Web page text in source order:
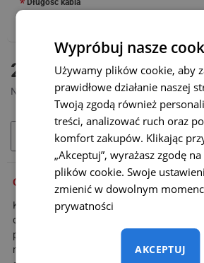
25 zł
Netto: 20,33 zł
MODEL: CAB-02
Długość kabla
DODAJ DO
OPIS
Kabel RCA z końcówkami cinch MĘSKI /
dodatkowy przewód zasilający
przeznaczony do transmisji wideo,
monitora. Może być również używany
Wypróbuj nasze
Używamy plików cookie, aby
prawidłowe działanie naszej
Twoją zgodą również
treści, analizować ruch oraz
komfort zakupów. Klikając
„Akceptuj”, wyrażasz zgodę
plików cookie. Swoje
zmienić w dowolnym
prywatności
AKCEPTUJ